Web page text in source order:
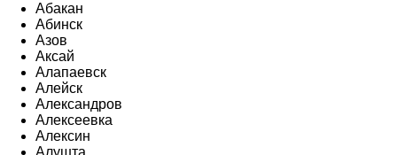
Абакан
Абинск
Азов
Аксай
Алапаевск
Алейск
Александров
Алексеевка
Алексин
Алушта